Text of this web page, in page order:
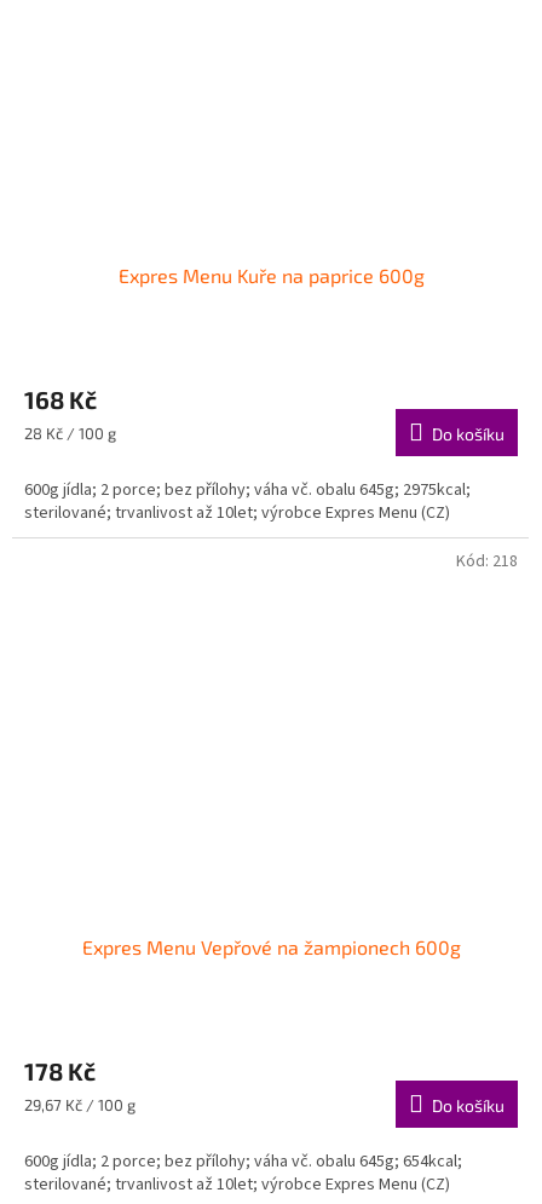
Expres Menu Kuře na paprice 600g
168 Kč
Měrná
28 Kč / 100 g Do košíku
600g jídla; 2 porce; bez přílohy; váha vč. obalu 645g; 2975kcal;
sterilované; trvanlivost až 10let; výrobce Expres Menu (CZ)
Expres Menu Vepřové na žampionech 600g
178 Kč
Měrná
29,67 Kč / 100 g Do košíku
600g jídla; 2 porce; bez přílohy; váha vč. obalu 645g; 654kcal;
sterilované; trvanlivost až 10let; výrobce Expres Menu (CZ)
Kód: 218